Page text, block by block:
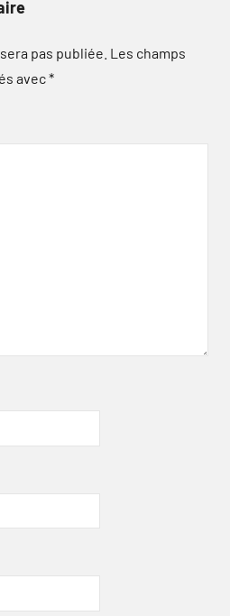
pas publiée. Les champs
avec*